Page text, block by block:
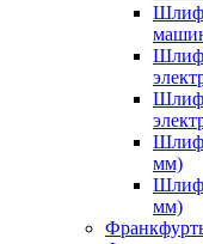
Шлиф.
Шлиф.
Шлиф.
Шлиф.
мм)
Шлиф.
мм)